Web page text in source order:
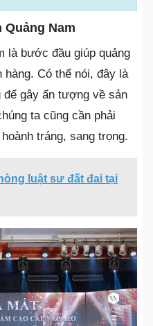
Nam
là bước đầu giúp quảng
hàng. Có thể nói, đây là
gây ấn tượng về sản
ta cũng cần phải
tráng, sang trọng.
luật sư đất đai tại